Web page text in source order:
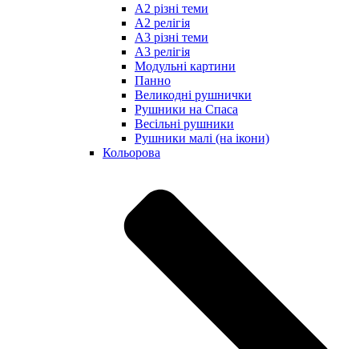
А2 різні теми
А2 релігія
А3 різні теми
А3 релігія
Модульні картини
Панно
Великодні рушнички
Рушники на Спаса
Весільні рушники
Рушники малі (на ікони)
Кольорова